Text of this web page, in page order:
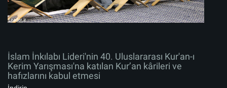
İslam İnkılabı Lideri'nin 40. Uluslararası Kur'an-ı
Kerim Yarışması'na katılan Kur’an kârileri ve
hafızlarını kabul etmesi